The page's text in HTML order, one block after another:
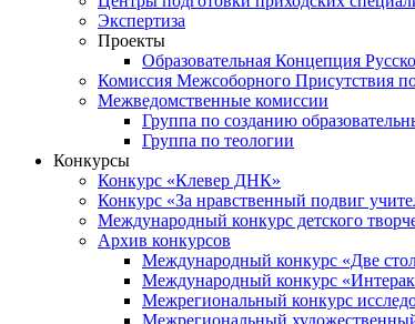
Экспертиза
Проекты
Образовательная Концепция
Комиссия Межсоборного Присутствия
Межведомственные комиссии
Группа по созданию
Группа по теологии
Конкурсы
Конкурс «Клевер ДНК»
Конкурс «За нравственный подвиг
Международный конкурс детского
Архив конкурсов
Международный конкурс «Две
Международный конкурс
Межрегиональный конкурс
Межрегиональный